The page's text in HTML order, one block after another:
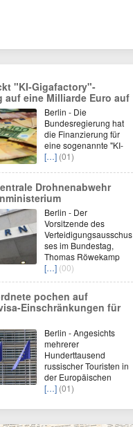
"KI-Gigafactory"-
auf eine Milliarde Euro auf
Berlin - Die
Bundesregierung hat
die Finanzierung für
eine sogenannte "KI-
[…] (01)
Drohnenabwehr
Berlin - Der
Vorsitzende des
Verteidigungsausschus
ses im Bundestag,
Thomas Röwekamp
[…] (00)
pochen auf
Einschränkungen für
Berlin - Angesichts
mehrerer
Hunderttausend
russischer Touristen in
der Europäischen
[…] (01)